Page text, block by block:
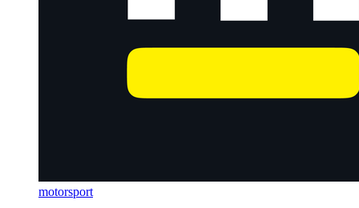
motorsport